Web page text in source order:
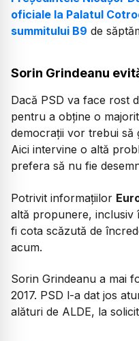
oficiale la Palatul
summitului B9 de
Sorin Grindeanu
Dacă PSD va face rost
pentru a obține o
democrații vor trebui să
Aici intervine o altă
prefera să nu fie
Potrivit informațiilor
altă propunere, inclusiv
fi cota scăzută de
acum.
Sorin Grindeanu a mai
2017. PSD l-a dat jos
alături de ALDE, la